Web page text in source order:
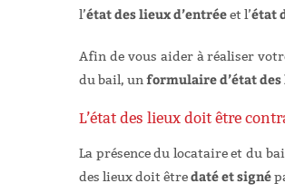
l’état des lieux d’entréeet l’état
Afin de vous aider à réaliser
du bail, unformulaire d’état
L’état des lieux doit être
La présence du locataire et du
des lieux doit êtredaté et signé